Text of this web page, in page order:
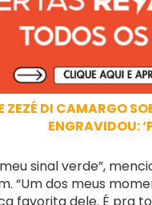
ZEZÉ DI CAMARGO
ENGRAVIDOU:
sinal verde”,
“Um dos meus
favorita dele. É pra